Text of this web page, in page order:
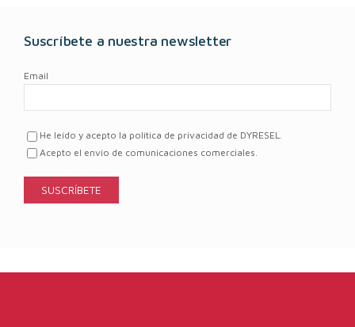
Suscríbete a nuestra newsletter
Email
He leído y acepto la política de privacidad de DYRESEL.
Acepto el envío de comunicaciones comerciales.